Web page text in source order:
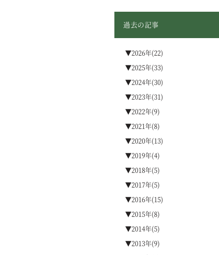
過去の記事
▼2026年(22)
▼2025年(33)
▼2024年(30)
▼2023年(31)
▼2022年(9)
▼2021年(8)
▼2020年(13)
▼2019年(4)
▼2018年(5)
▼2017年(5)
▼2016年(15)
▼2015年(8)
▼2014年(5)
▼2013年(9)